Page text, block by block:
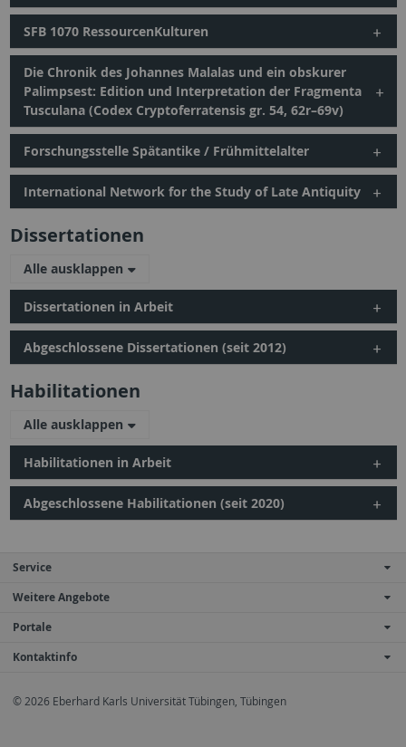
SFB 1070 RessourcenKulturen
Die Chronik des Johannes Malalas und ein obskurer
Palimpsest: Edition und Interpretation der Fragmenta
Tusculana (Codex Cryptoferratensis gr. 54, 62r–69v)
Forschungsstelle Spätantike / Frühmittelalter
International Network for the Study of Late Antiquity
Dissertationen
Alle ausklappen
Dissertationen in Arbeit
Abgeschlossene Dissertationen (seit 2012)
Habilitationen
Alle ausklappen
Habilitationen in Arbeit
Abgeschlossene Habilitationen (seit 2020)
Service
Weitere Angebote
Portale
Kontaktinfo
© 2026 Eberhard Karls Universität Tübingen, Tübingen